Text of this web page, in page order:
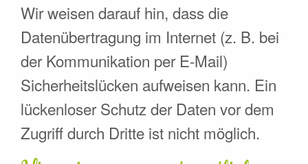
Wir weisen darauf hin, dass die
Datenübertragung im Internet (z. B. bei
der Kommunikation per E-Mail)
Sicherheitslücken aufweisen kann. Ein
lückenloser Schutz der Daten vor dem
Zugriff durch Dritte ist nicht möglich.